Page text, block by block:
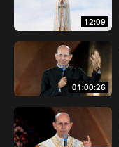
12:09
01:00:26